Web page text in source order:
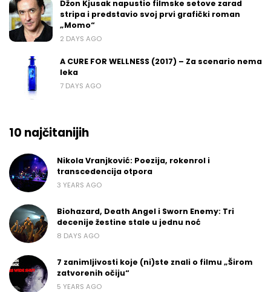
Džon Kjusak napustio filmske setove zarad
stripa i predstavio svoj prvi grafički roman
„Momo“
2 DAYS AGO
A CURE FOR WELLNESS (2017) – Za scenario nema
leka
7 DAYS AGO
10 najčitanijih
Nikola Vranjković: Poezija, rokenrol i
transcedencija otpora
3 YEARS AGO
Biohazard, Death Angel i Sworn Enemy: Tri
decenije žestine stale u jednu noć
8 DAYS AGO
7 zanimljivosti koje (ni)ste znali o filmu „Širom
zatvorenih očiju“
5 YEARS AGO